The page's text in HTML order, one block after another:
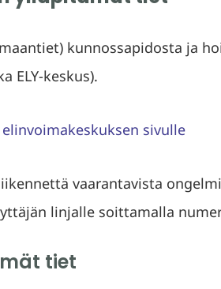
kunnossapidosta ja
ELY-keskus).
sivulle
vaarantavista
linjalle soittamalla
tiet